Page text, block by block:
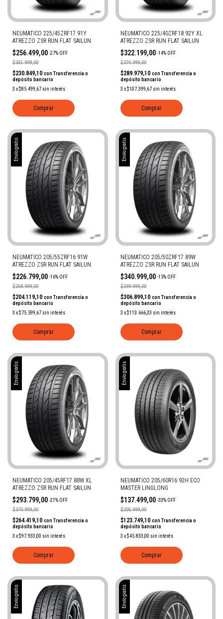
NEUMATICO 225/45ZRF17 91Y
ATREZZO ZSR RUN FLAT SAILUN
$256.499,00 -27% OFF
$351.999,00
$230.849,10 con Transferencia o
depósito bancario
3 x$85.499,67 sin interés
Comprar
NEUMATICO 225/40ZRF18 92Y XL
ATREZZO ZSR RUN FLAT SAILUN
$322.199,00 -14% OFF
$374.999,00
$289.979,10 con Transferencia o
depósito bancario
3 x$107.399,67 sin interés
Comprar
Envío gratis
NEUMATICO 205/55ZRF16 91W
ATREZZO ZSR RUN FLAT SAILUN
$226.799,00 -16% OFF
$268.999,00
$204.119,10 con Transferencia o
depósito bancario
3 x$75.599,67 sin interés
Comprar
Envío gratis
NEUMATICO 205/50ZRF17 89W
ATREZZO ZSR RUN FLAT SAILUN
$340.999,00 -15% OFF
$399.999,00
$306.899,10 con Transferencia o
depósito bancario
3 x$113.666,33 sin interés
Comprar
Envío gratis
NEUMATICO 205/45RF17 88W XL
ATREZZO ZSR RUN FLAT SAILUN
$293.799,00 -21 % OFF
$370.999,00
$264.419,10 con Transferencia o
depósito bancario
3 x$97.933,00 sin interés
Comprar
Envío gratis
NEUMATICO 205/60R16 92H ECO
MASTER LINGLONG
$137.499,00 -33% OFF
$205.999,00
$123.749,10 con Transferencia o
depósito bancario
3 x$45.833,00 sin interés
Comprar
Envío gratis Envío gratis